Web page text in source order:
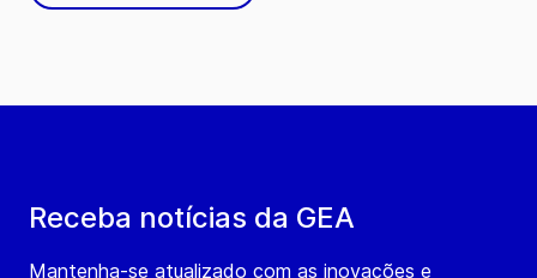
Receba notícias da GEA
Mantenha-se atualizado com as inovações e